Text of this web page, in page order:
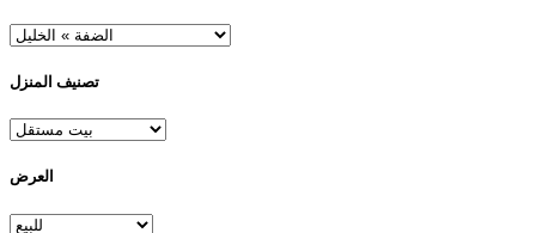
تصنيف المنزل
العرض